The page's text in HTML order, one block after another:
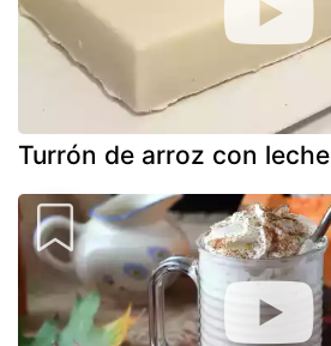
Turrón de arroz con leche